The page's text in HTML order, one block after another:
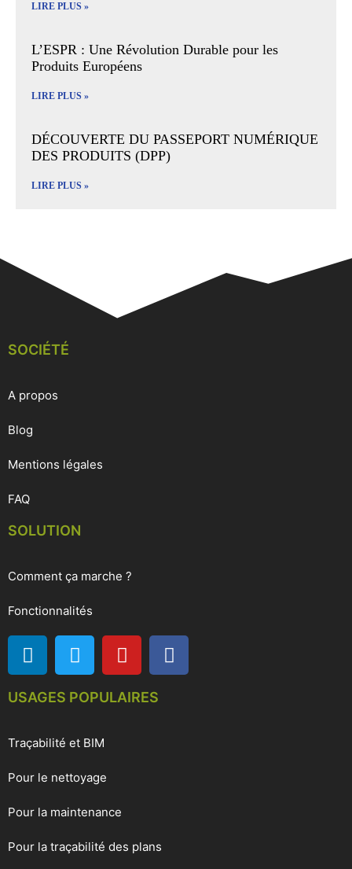
LIRE PLUS »
L’ESPR : Une Révolution Durable pour les
Produits Européens
LIRE PLUS »
DÉCOUVERTE DU PASSEPORT NUMÉRIQUE
DES PRODUITS (DPP)
LIRE PLUS »
SOCIÉTÉ
A propos
Blog
Mentions légales
FAQ
SOLUTION
Comment ça marche ?
Fonctionnalités
USAGES POPULAIRES
Traçabilité et BIM
Pour le nettoyage
Pour la maintenance
Pour la traçabilité des plans